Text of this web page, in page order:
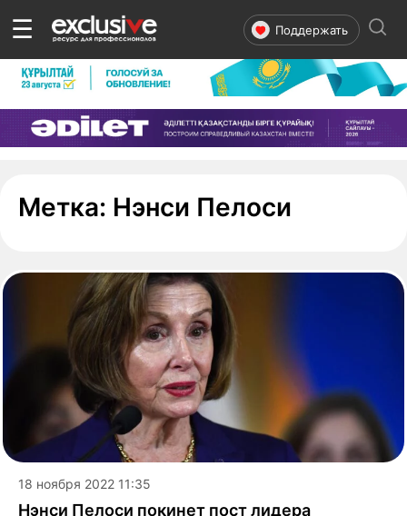
☰ Поддержать
Метка: Нэнси Пелоси
18 ноября 2022 11:35
Нэнси Пелоси покинет пост лидера